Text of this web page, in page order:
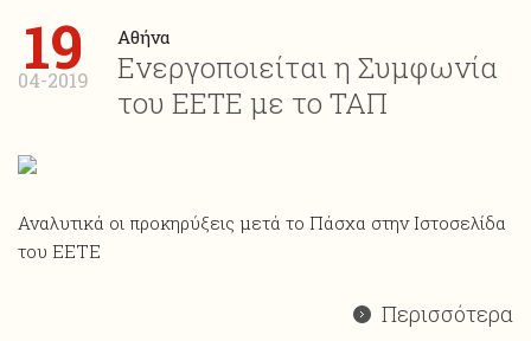
19
04-2019
Αθήνα
Ενεργοποιείται η Συμφωνία
του ΕΕΤΕ με το ΤΑΠ
Αναλυτικά οι προκηρύξεις μετά το Πάσχα στην Ιστοσελίδα
του ΕΕΤΕ
Περισσότερα